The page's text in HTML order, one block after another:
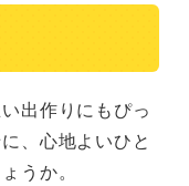
出作りにもぴっ
、心地よいひと
うか。